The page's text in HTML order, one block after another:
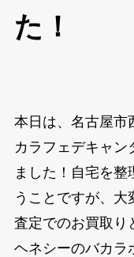
た！
本日は、名古屋市
カラフェデキャン
ました！自宅を
うことですが、
査定でのお買取り
ヘネシーのバカラ